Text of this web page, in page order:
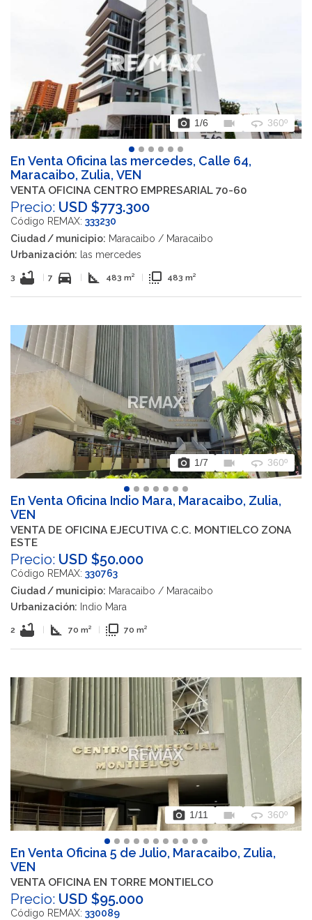
photo_camera 1/6 videocam 360 360º
En Venta Oficina las mercedes, Calle 64,
Maracaibo, Zulia, VEN
VENTA OFICINA CENTRO EMPRESARIAL 70-60
Precio: USD $773.300
Código REMAX: 333230
Ciudad / municipio: Maracaibo / Maracaibo
Urbanización: las mercedes
3 bathtub 7 directions_car square_foot 483 m² flip_to_front 483 m²
photo_camera 1/7 videocam 360 360º
En Venta Oficina Indio Mara, Maracaibo, Zulia,
VEN
VENTA DE OFICINA EJECUTIVA C.C. MONTIELCO ZONA
ESTE
Precio: USD $50.000
Código REMAX: 330763
Ciudad / municipio: Maracaibo / Maracaibo
Urbanización: Indio Mara
2 bathtub square_foot 70 m² flip_to_front 70 m²
photo_camera 1/11 videocam 360 360º
En Venta Oficina 5 de Julio, Maracaibo, Zulia,
VEN
VENTA OFICINA EN TORRE MONTIELCO
Precio: USD $95.000
Código REMAX: 330089